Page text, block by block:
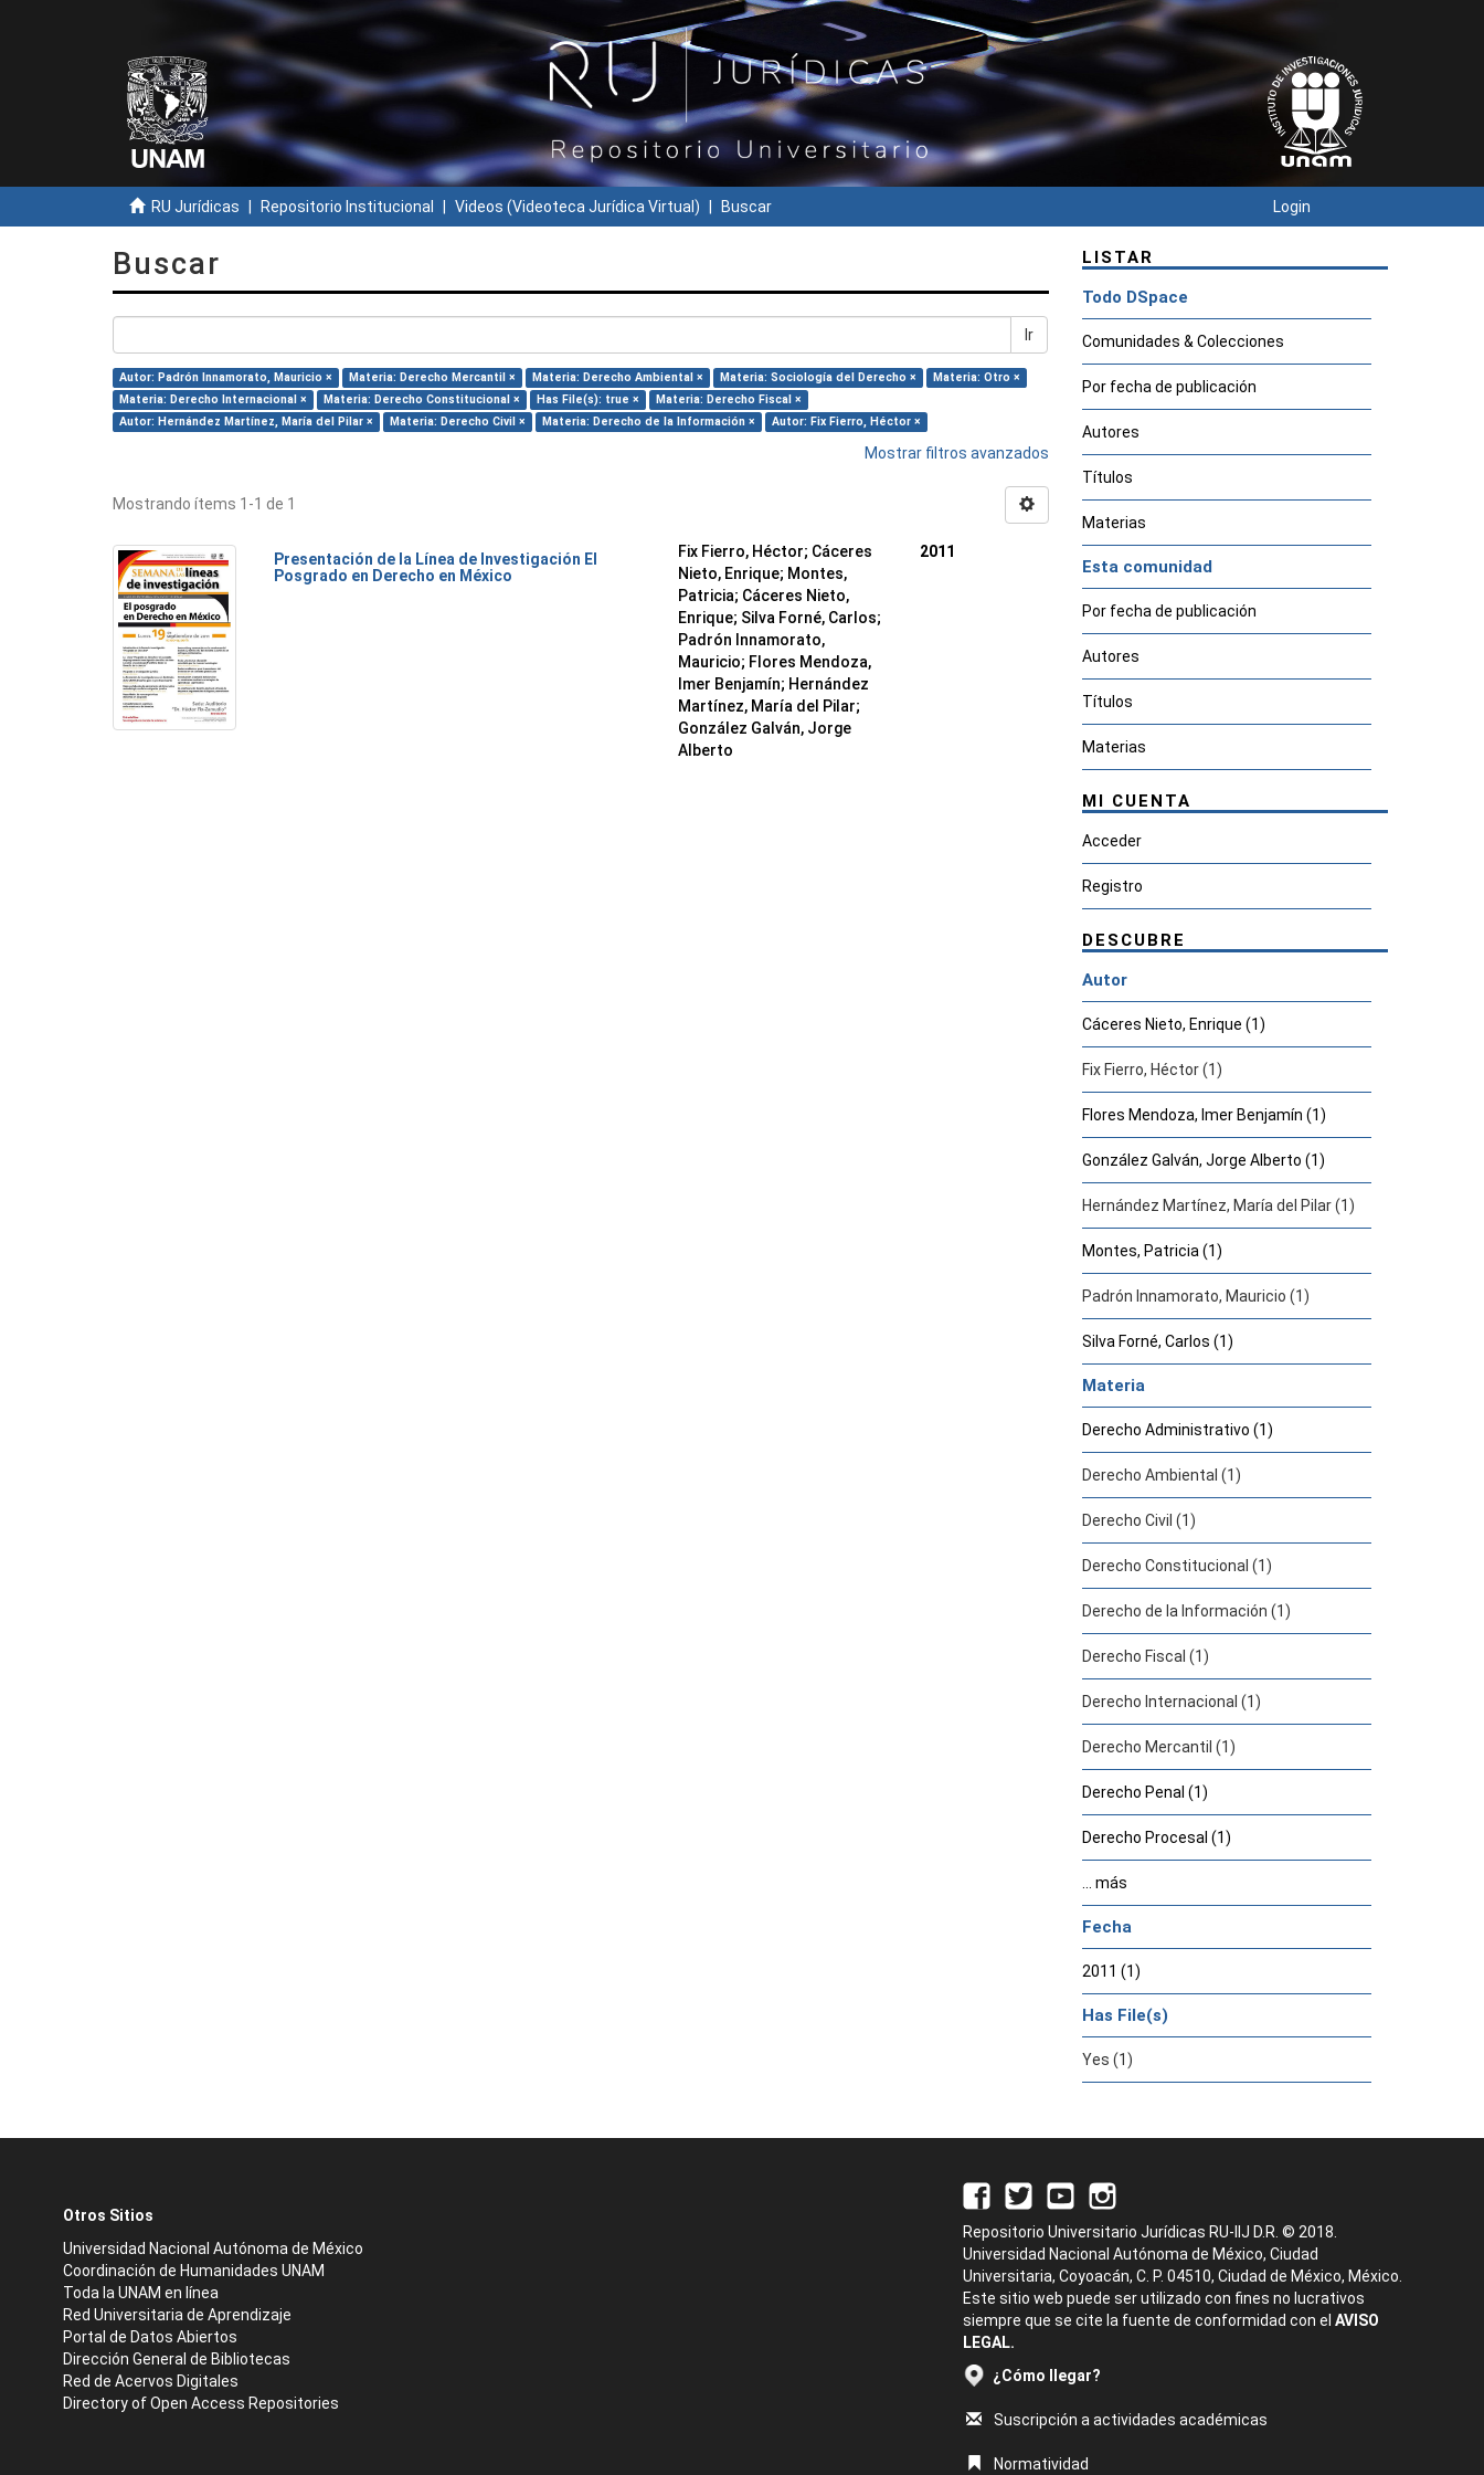
RU Jurídicas Repositorio Institucional Videos (Videoteca Jurídica Virtual) Buscar Login
Buscar
Ir
Autor: Padrón Innamorato, Mauricio × Materia: Derecho Mercantil × Materia: Derecho Ambiental × Materia: Sociología del Derecho ×
Materia: Otro ×
Materia: Derecho Internacional ×
Materia: Derecho Constitucional × Has File(s): true ×
Materia: Derecho Fiscal ×
Autor: Hernández Martínez, María del Pilar ×
Materia: Derecho Civil × Materia: Derecho de la Información × Autor: Fix Fierro, Héctor ×
Mostrar filtros avanzados
Mostrando ítems 1-1 de 1
Presentación de la Línea de Investigación El
Posgrado en Derecho en México
Fix Fierro, Héctor; Cáceres
Nieto, Enrique; Montes,
Patricia; Cáceres Nieto,
Enrique; Silva Forné, Carlos;
Padrón Innamorato,
Mauricio; Flores Mendoza,
Imer Benjamín; Hernández
Martínez, María del Pilar;
González Galván, Jorge
Alberto
2011
LISTAR
Todo DSpace
Comunidades & Colecciones
Por fecha de publicación
Autores
Títulos
Materias
Esta comunidad
Por fecha de publicación
Autores
Títulos
Materias
MI CUENTA
Acceder
Registro
DESCUBRE
Autor
Cáceres Nieto, Enrique (1)
Fix Fierro, Héctor (1)
Flores Mendoza, Imer Benjamín (1)
González Galván, Jorge Alberto (1)
Hernández Martínez, María del Pilar (1)
Montes, Patricia (1)
Padrón Innamorato, Mauricio (1)
Silva Forné, Carlos (1)
Materia
Derecho Administrativo (1)
Derecho Ambiental (1)
Derecho Civil (1)
Derecho Constitucional (1)
Derecho de la Información (1)
Derecho Fiscal (1)
Derecho Internacional (1)
Derecho Mercantil (1)
Derecho Penal (1)
Derecho Procesal (1)
... más
Fecha
2011 (1)
Has File(s)
Yes (1)
Otros Sitios
Universidad Nacional Autónoma de México
Coordinación de Humanidades UNAM
Toda la UNAM en línea
Red Universitaria de Aprendizaje
Portal de Datos Abiertos
Dirección General de Bibliotecas
Red de Acervos Digitales
Directory of Open Access Repositories
Repositorio Universitario Jurídicas RU-IIJ D.R. © 2018.
Universidad Nacional Autónoma de México, Ciudad
Universitaria, Coyoacán, C. P. 04510, Ciudad de México, México.
Este sitio web puede ser utilizado con fines no lucrativos
siempre que se cite la fuente de conformidad con el AVISO
LEGAL.
¿Cómo llegar?
Suscripción a actividades académicas
Normatividad